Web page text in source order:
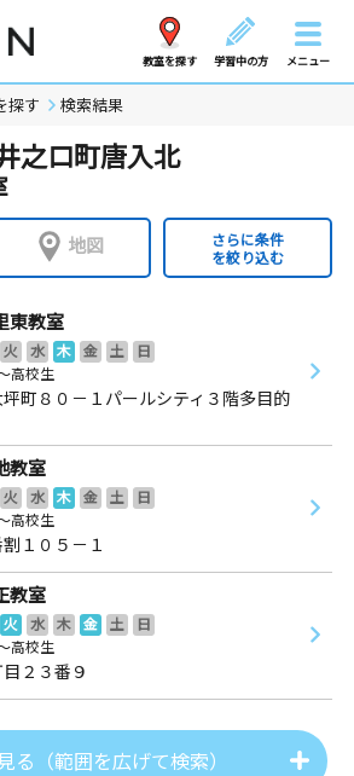
教室を探す 学習中の方 メニュー
探す 検索結果
之口町唐入北
地図
さらに条件
を絞り込む
東教室
火 水 木 金 土
日
高校生
町８０－１パールシティ３階多目的
教室
火 水 木 金 土
日
高校生
１０５－１
教室
火 水 木 金 土
日
高校生
２３番９
る（範囲を広げて検索）